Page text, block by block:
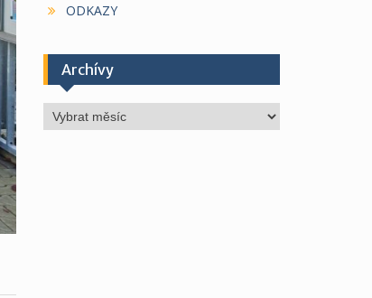
ODKAZY
Archívy
Archívy